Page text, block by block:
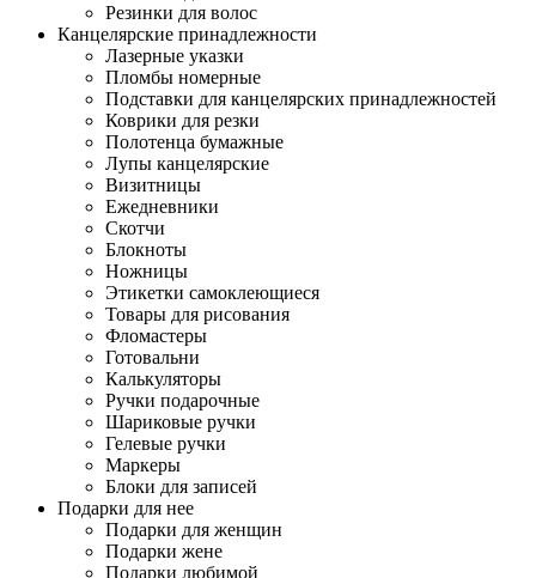
Резинки для волос
Канцелярские принадлежности
Лазерные указки
Пломбы номерные
Подставки для канцелярских принадлежностей
Коврики для резки
Полотенца бумажные
Лупы канцелярские
Визитницы
Ежедневники
Скотчи
Блокноты
Ножницы
Этикетки самоклеющиеся
Товары для рисования
Фломастеры
Готовальни
Калькуляторы
Ручки подарочные
Шариковые ручки
Гелевые ручки
Маркеры
Блоки для записей
Подарки для нее
Подарки для женщин
Подарки жене
Подарки любимой